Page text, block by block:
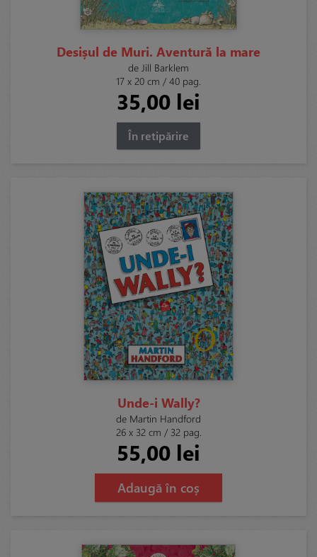
Desișul de Muri. Aventură la mare
de Jill Barklem
17 x 20 cm / 40 pag.
35,00 lei
În retipărire
Unde-i Wally?
de Martin Handford
26 x 32 cm / 32 pag.
55,00 lei
Adaugă în coș